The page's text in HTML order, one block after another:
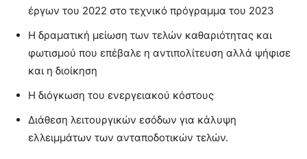
έργων του 2022 στο τεχνικό πρόγραμμα του 2023
Η δραματική μείωση των τελών καθαριότητας και
φωτισμού που επέβαλε η αντιπολίτευση αλλά ψήφισε
και η διοίκηση
Η διόγκωση του ενεργειακού κόστους
Διάθεση λειτουργικών εσόδων για κάλυψη
ελλειμμάτων των ανταποδοτικών τελών.